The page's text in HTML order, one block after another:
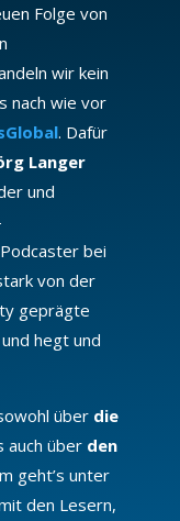
Folge von
wir kein
nach wie vor
. Dafür
Langer
und
bei
von der
geprägte
hegt und
über die
auch über den
geht’s unter
den Lesern,